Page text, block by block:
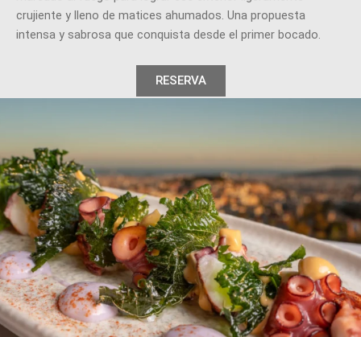
crujiente y lleno de matices ahumados. Una propuesta
intensa y sabrosa que conquista desde el primer bocado.
RESERVA